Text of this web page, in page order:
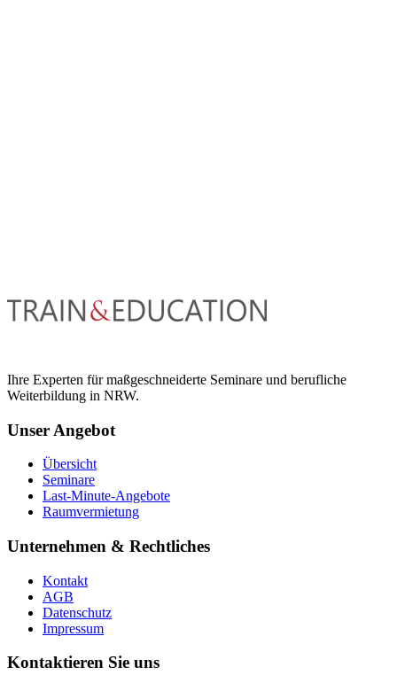
Ihre Experten für maßgeschneiderte Seminare und berufliche
Weiterbildung in NRW.
Unser Angebot
Übersicht
Seminare
Last-Minute-Angebote
Raumvermietung
Unternehmen & Rechtliches
Kontakt
AGB
Datenschutz
Impressum
Kontaktieren Sie uns